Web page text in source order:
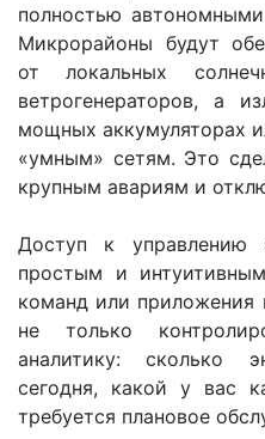
полностью
Микрорайоны будут
от локальных
ветрогенераторов, а
мощных аккумуляторах
«умным» сетям. Это
крупным авариям и
Доступ к управлению
простым и
команд или
не только
аналитику: сколько
сегодня, какой у вас
требуется плановое